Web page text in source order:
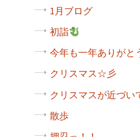
1月ブログ
初詣
今年も一年ありがと
クリスマス☆彡
クリスマスが近づい
散歩